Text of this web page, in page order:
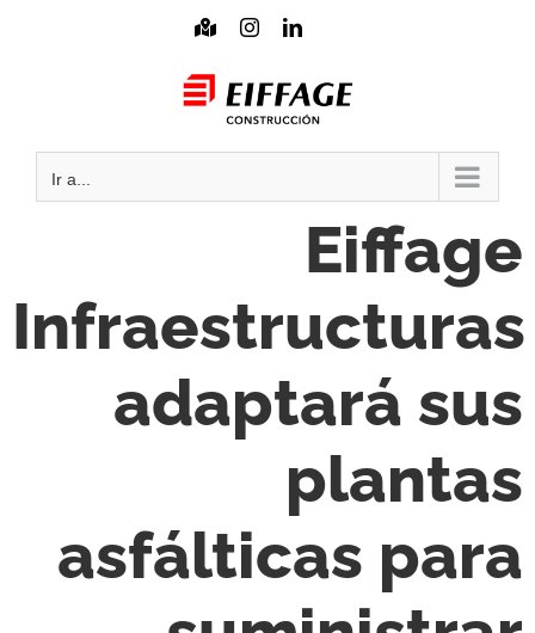
MapaInstagramLinkedIn
Ir a...
Eiffage
Infraestructuras
adaptará sus
plantas
asfálticas para